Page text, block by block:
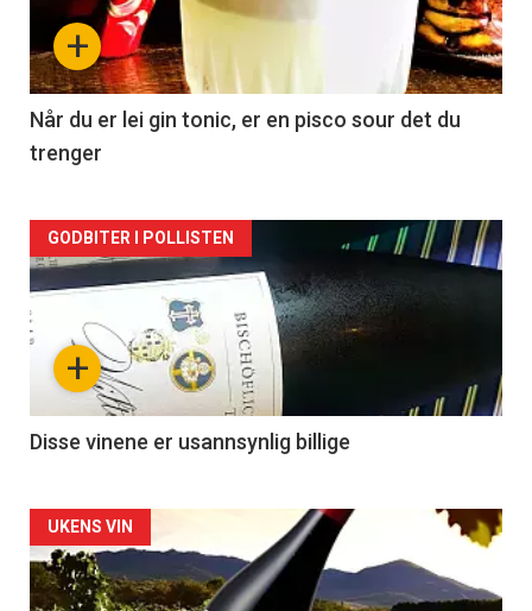
nå
-
2
+
Når du er lei gin tonic, er en pisco sour det du
trenger
Forsiden
akkurat
nå
3
+
GODBITER I POLLISTEN
Disse vinene er usannsynlig billige
Forsiden
akkurat
UKENS VIN